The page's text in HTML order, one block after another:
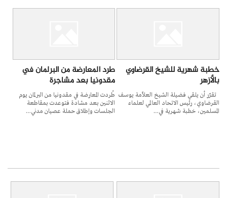
خطبة شهرية للشيخ القرضاوي
بالأزهر
تقرّر أن يلقي فضيلة الشيخ العلاّمة يوسف
القرضاوي، رئيس الاتحاد العالمي لعلماء
المسلمين، خطبة شهرية في…
طرد المعارضة من البرلمان في
مقدونيا بعد مشاجرة
طُردت المعارضة في مقدونيا من البرلمان يوم
الاثنين بعد مشادة فتوعدت بمقاطعة
الجلسات وإطلاق حملة عصيان مدني…